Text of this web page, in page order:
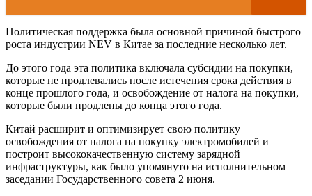
Политическая поддержка была основной причиной быстрого
роста индустрии NEV в Китае за последние несколько лет.
До этого года эта политика включала субсидии на покупки,
которые не продлевались после истечения срока действия в
конце прошлого года, и освобождение от налога на покупки,
которые были продлены до конца этого года.
Китай расширит и оптимизирует свою политику
освобождения от налога на покупку электромобилей и
построит высококачественную систему зарядной
инфраструктуры, как было упомянуто на исполнительном
заседании Государственного совета 2 июня.